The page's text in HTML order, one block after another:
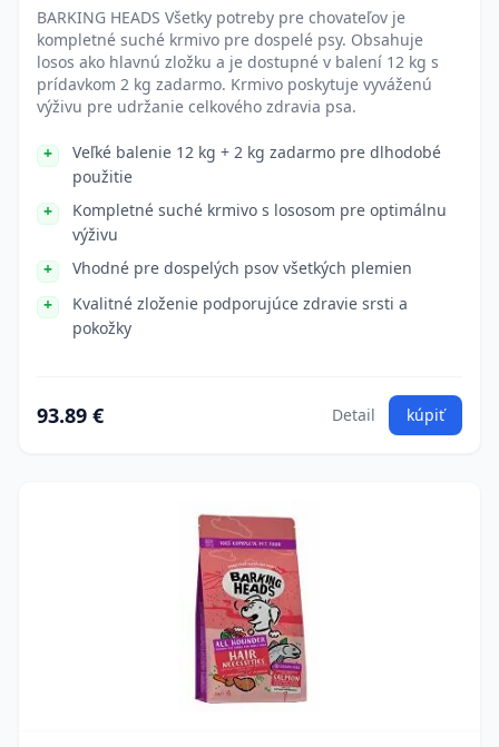
BARKING HEADS Všetky potreby pre chovateľov je
kompletné suché krmivo pre dospelé psy. Obsahuje
losos ako hlavnú zložku a je dostupné v balení 12 kg s
prídavkom 2 kg zadarmo. Krmivo poskytuje vyváženú
výživu pre udržanie celkového zdravia psa.
Veľké balenie 12 kg + 2 kg zadarmo pre dlhodobé
použitie
Kompletné suché krmivo s lososom pre optimálnu
výživu
Vhodné pre dospelých psov všetkých plemien
Kvalitné zloženie podporujúce zdravie srsti a
pokožky
93.89 € Detail kúpiť